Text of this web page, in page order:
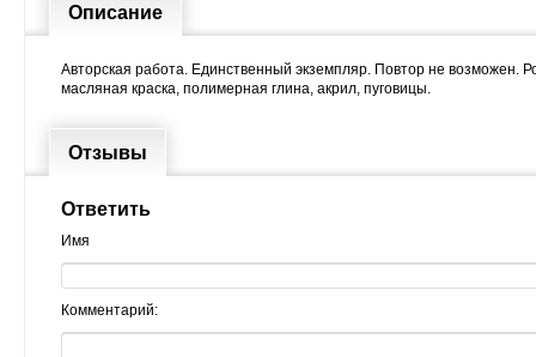
Описание
Авторская работа. Единственный экземпляр. Повтор не возможен.
масляная краска, полимерная глина, акрил, пуговицы.
Отзывы
Ответить
Имя
Комментарий: